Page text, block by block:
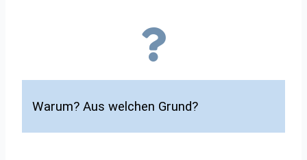
Warum? Aus welchen Grund?